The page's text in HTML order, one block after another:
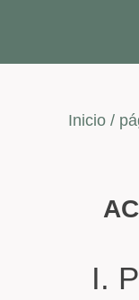
Inicio /
I.